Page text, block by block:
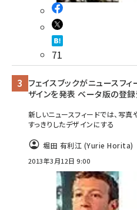
71
フェイスブックがニュースフ
ザインを発表 ベータ版の登
新しいニュースフィードでは、写
すっきりしたデザインにする
堀田 有利江 (Yurie Horita)
2013年3月12日 9:00